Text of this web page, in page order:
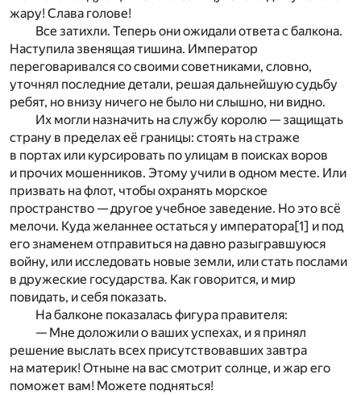
жару! Слава голове!
Все затихли. Теперь они ожидали ответа с балкона.
Наступила звенящая тишина. Император
переговаривался со своими советниками, словно,
уточнял последние детали, решая дальнейшую судьбу
ребят, но внизу ничего не было ни слышно, ни видно.
Их могли назначить на службу королю — защищать
страну в пределах её границы: стоять на страже
в портах или курсировать по улицам в поисках воров
и прочих мошенников. Этому учили в одном месте. Или
призвать на флот, чтобы охранять морское
пространство — другое учебное заведение. Но это всё
мелочи. Куда желаннее остаться у императора[1] и под
его знаменем отправиться на давно разыгравшуюся
войну, или исследовать новые земли, или стать послами
в дружеские государства. Как говорится, и мир
повидать, и себя показать.
На балконе показалась фигура правителя:
— Мне доложили о ваших успехах, и я принял
решение выслать всех присутствовавших завтра
на материк! Отныне на вас смотрит солнце, и жар его
поможет вам! Можете подняться!